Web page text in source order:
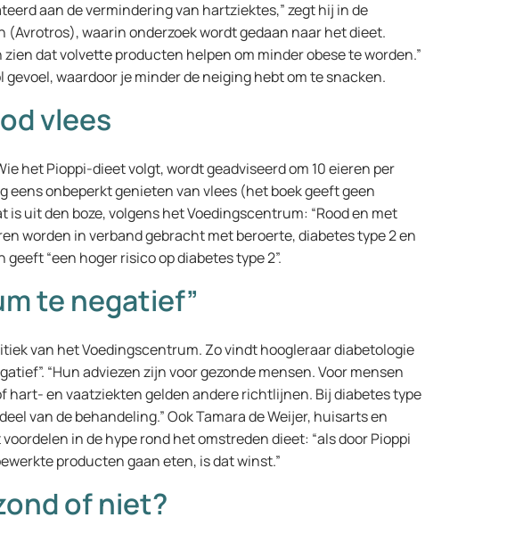
aan de vermindering van hartziektes,” zegt hij in de
(Avrotros), waarin onderzoek wordt gedaan naar het dieet.
dat volvette producten helpen om minder obese te worden.”
waardoor je minder de neiging hebt om te snacken.
vlees
het Pioppi-dieet volgt, wordt geadviseerd om 10 eieren per
eens onbeperkt genieten van vlees (het boek geeft geen
uit den boze, volgens het Voedingscentrum: “Rood en met
worden in verband gebracht met beroerte, diabetes type 2 en
“een hoger risico op diabetes type 2”.
te negatief”
van het Voedingscentrum. Zo vindt hoogleraar diabetologie
“Hun adviezen zijn voor gezonde mensen. Voor mensen
hart- en vaatziekten gelden andere richtlijnen. Bij diabetes type
van de behandeling.” Ook Tamara de Weijer, huisarts en
in de hype rond het omstreden dieet: “als door Pioppi
producten gaan eten, is dat winst.”
of niet?